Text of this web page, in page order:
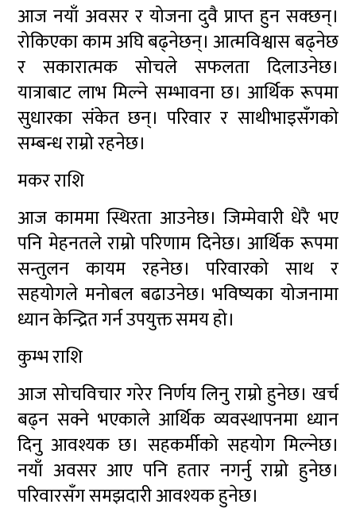
आज नयाँ अवसर र योजना दुवै प्राप्त हुन सक्छन्।
रोकिएका काम अघि बढ्नेछन्। आत्मविश्वास बढ्नेछ
र सकारात्मक सोचले सफलता दिलाउनेछ।
यात्राबाट लाभ मिल्ने सम्भावना छ। आर्थिक रूपमा
सुधारका संकेत छन्। परिवार र साथीभाइसँगको
सम्बन्ध राम्रो रहनेछ।
मकर राशि
आज काममा स्थिरता आउनेछ। जिम्मेवारी धेरै भए
पनि मेहनतले राम्रो परिणाम दिनेछ। आर्थिक रूपमा
सन्तुलन कायम रहनेछ। परिवारको साथ र
सहयोगले मनोबल बढाउनेछ। भविष्यका योजनामा
ध्यान केन्द्रित गर्न उपयुक्त समय हो।
कुम्भ राशि
आज सोचविचार गरेर निर्णय लिनु राम्रो हुनेछ। खर्च
बढ्न सक्ने भएकाले आर्थिक व्यवस्थापनमा ध्यान
दिनु आवश्यक छ। सहकर्मीको सहयोग मिल्नेछ।
नयाँ अवसर आए पनि हतार नगर्नु राम्रो हुनेछ।
परिवारसँग समझदारी आवश्यक हुनेछ।